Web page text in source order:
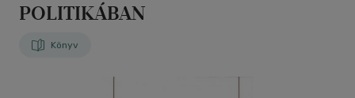
POLITIKÁBAN
Könyv